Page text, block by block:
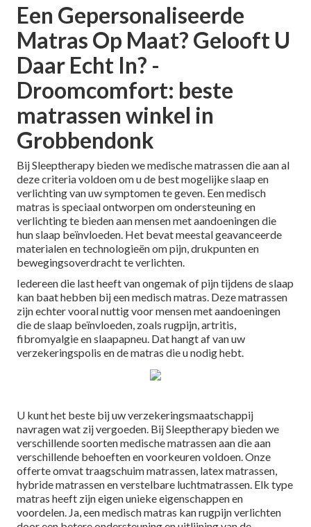
Een Gepersonaliseerde
Matras Op Maat? Gelooft U
Daar Echt In? -
Droomcomfort: beste
matrassen winkel in
Grobbendonk
Bij Sleeptherapy bieden we medische matrassen die aan al
deze criteria voldoen om u de best mogelijke slaap en
verlichting van uw symptomen te geven. Een medisch
matras is speciaal ontworpen om ondersteuning en
verlichting te bieden aan mensen met aandoeningen die
hun slaap beïnvloeden. Het bevat meestal geavanceerde
materialen en technologieën om pijn, drukpunten en
bewegingsoverdracht te verlichten.
Iedereen die last heeft van ongemak of pijn tijdens de slaap
kan baat hebben bij een medisch matras. Deze matrassen
zijn echter vooral nuttig voor mensen met aandoeningen
die de slaap beïnvloeden, zoals rugpijn, artritis,
fibromyalgie en slaapapneu. Dat hangt af van uw
verzekeringspolis en de matras die u nodig hebt.
U kunt het beste bij uw verzekeringsmaatschappij
navragen wat zij vergoeden. Bij Sleeptherapy bieden we
verschillende soorten medische matrassen aan die aan
verschillende behoeften en voorkeuren voldoen. Onze
offerte omvat traagschuim matrassen, latex matrassen,
hybride matrassen en verstelbare luchtmatrassen. Elk type
matras heeft zijn eigen unieke eigenschappen en
voordelen. Ja, een medisch matras kan rugpijn verlichten